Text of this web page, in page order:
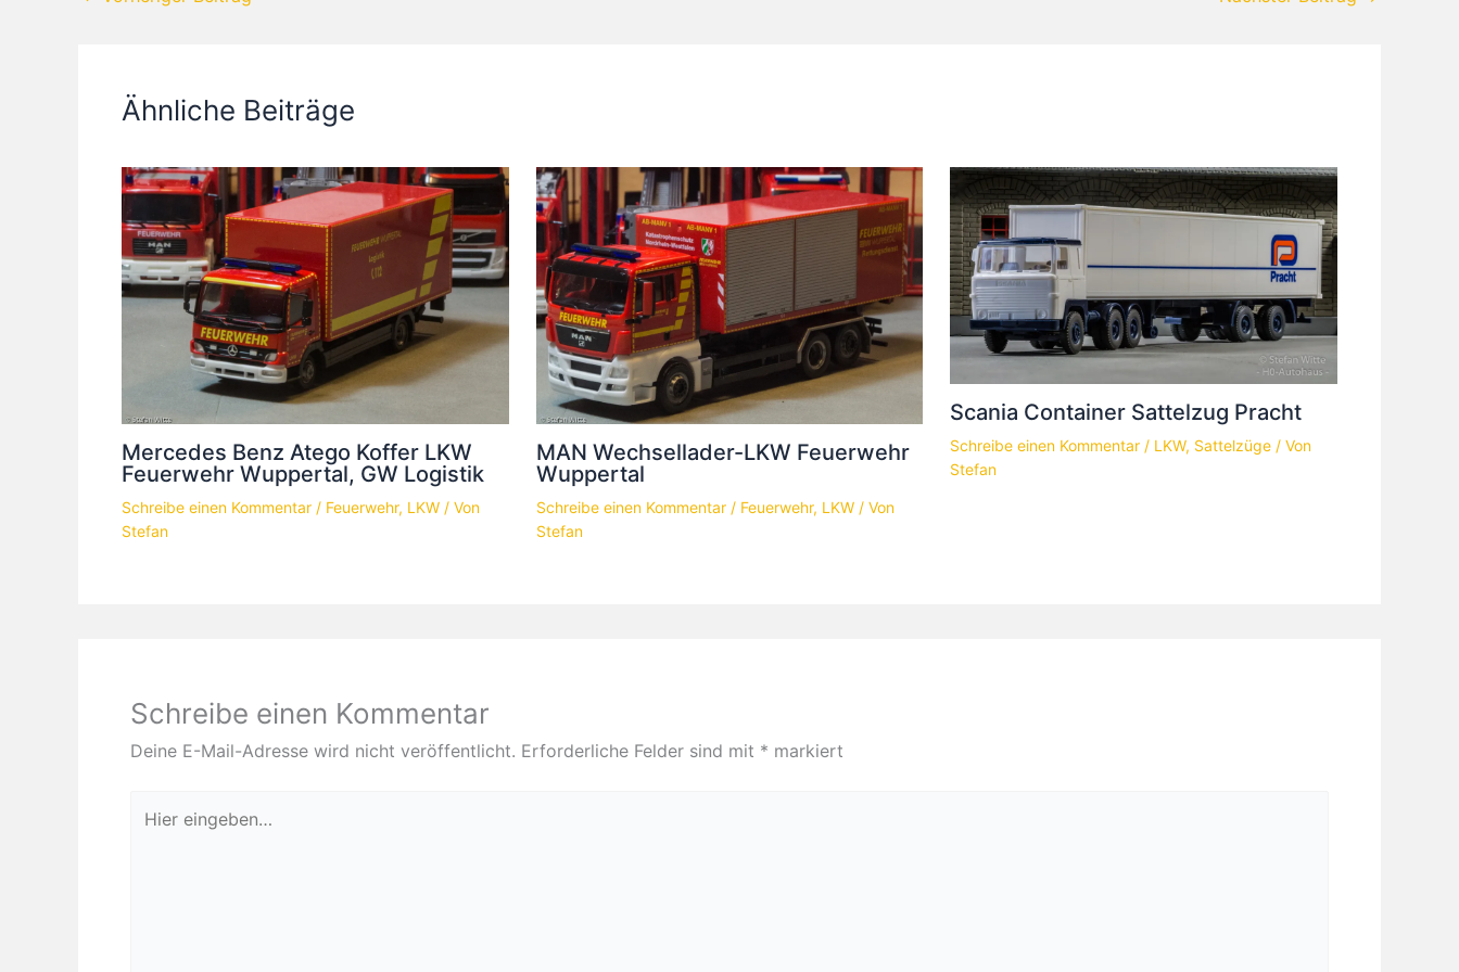
Ähnliche Beiträge
Mercedes Benz Atego Koffer LKW
Feuerwehr Wuppertal, GW Logistik
Schreibe einen Kommentar / Feuerwehr, LKW / Von
Stefan
MAN Wechsellader-LKW Feuerwehr
Wuppertal
Schreibe einen Kommentar / Feuerwehr, LKW/ Von
Stefan
Scania Container Sattelzug Pracht
Schreibe einen Kommentar / LKW, Sattelzüge / Von
Stefan
Schreibe einen Kommentar
Deine E-Mail-Adresse wird nicht veröffentlicht. Erforderliche Felder sind mit * markiert
eingeben…